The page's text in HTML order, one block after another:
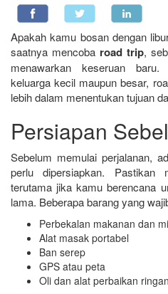
Apakah kamu bosan dengan
saatnya mencoba road trip,
menawarkan keseruan
keluarga kecil maupun besar,
lebih dalam menentukan tujuan
Persiapan
Sebelum memulai perjalanan,
perlu dipersiapkan. Pastikan
terutama jika kamu berencana
lama. Beberapa barang yang
Perbekalan makanan dan
Alat masak portabel
Ban serep
GPS atau peta
Oli dan alat perbaikan ringan